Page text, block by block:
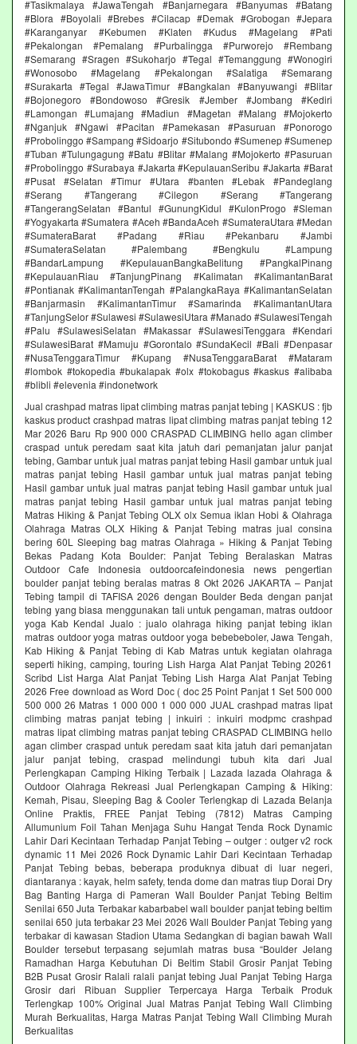
#Tasikmalaya #JawaTengah #Banjarnegara #Banyumas #Batang
#Blora #Boyolali #Brebes #Cilacap #Demak #Grobogan #Jepara
#Karanganyar #Kebumen #Klaten #Kudus #Magelang #Pati
#Pekalongan #Pemalang #Purbalingga #Purworejo #Rembang
#Semarang #Sragen #Sukoharjo #Tegal #Temanggung #Wonogiri
#Wonosobo #Magelang #Pekalongan #Salatiga #Semarang
#Surakarta #Tegal #JawaTimur #Bangkalan #Banyuwangi #Blitar
#Bojonegoro #Bondowoso #Gresik #Jember #Jombang #Kediri
#Lamongan #Lumajang #Madiun #Magetan #Malang #Mojokerto
#Nganjuk #Ngawi #Pacitan #Pamekasan #Pasuruan #Ponorogo
#Probolinggo #Sampang #Sidoarjo #Situbondo #Sumenep #Sumenep
#Tuban #Tulungagung #Batu #Blitar #Malang #Mojokerto #Pasuruan
#Probolinggo #Surabaya #Jakarta #KepulauanSeribu #Jakarta #Barat
#Pusat #Selatan #Timur #Utara #banten #Lebak #Pandeglang
#Serang #Tangerang #Cilegon #Serang #Tangerang
#TangerangSelatan #Bantul #GunungKidul #KulonProgo #Sleman
#Yogyakarta #Sumatera #Aceh #BandaAceh #SumateraUtara #Medan
#SumateraBarat #Padang #Riau #Pekanbaru #Jambi
#SumateraSelatan #Palembang #Bengkulu #Lampung
#BandarLampung #KepulauanBangkaBelitung #PangkalPinang
#KepulauanRiau #TanjungPinang #Kalimatan #KalimantanBarat
#Pontianak #KalimantanTengah #PalangkaRaya #KalimantanSelatan
#Banjarmasin #KalimantanTimur #Samarinda #KalimantanUtara
#TanjungSelor #Sulawesi #SulawesiUtara #Manado #SulawesiTengah
#Palu #SulawesiSelatan #Makassar #SulawesiTenggara #Kendari
#SulawesiBarat #Mamuju #Gorontalo #SundaKecil #Bali #Denpasar
#NusaTenggaraTimur #Kupang #NusaTenggaraBarat #Mataram
#lombok #tokopedia #bukalapak #olx #tokobagus #kaskus #alibaba
#blibli #elevenia #indonetwork
Jual crashpad matras lipat climbing matras panjat tebing | KASKUS : fjb
kaskus product crashpad matras lipat climbing matras panjat tebing 12
Mar 2026 Baru Rp 900 000 CRASPAD CLIMBING hello agan climber
craspad untuk peredam saat kita jatuh dari pemanjatan jalur panjat
tebing, Gambar untuk jual matras panjat tebing Hasil gambar untuk jual
matras panjat tebing Hasil gambar untuk jual matras panjat tebing
Hasil gambar untuk jual matras panjat tebing Hasil gambar untuk jual
matras panjat tebing Hasil gambar untuk jual matras panjat tebing
Matras Hiking & Panjat Tebing OLX olx Semua iklan Hobi & Olahraga
Olahraga Matras OLX Hiking & Panjat Tebing matras jual consina
bering 60L Sleeping bag matras Olahraga » Hiking & Panjat Tebing
Bekas Padang Kota Boulder: Panjat Tebing Beralaskan Matras
Outdoor Cafe Indonesia outdoorcafeindonesia news pengertian
boulder panjat tebing beralas matras 8 Okt 2026 JAKARTA – Panjat
Tebing tampil di TAFISA 2026 dengan Boulder Beda dengan panjat
tebing yang biasa menggunakan tali untuk pengaman, matras outdoor
yoga Kab Kendal Jualo : jualo olahraga hiking panjat tebing iklan
matras outdoor yoga matras outdoor yoga bebebeboler, Jawa Tengah,
Kab Hiking & Panjat Tebing di Kab Matras untuk kegiatan olahraga
seperti hiking, camping, touring Lish Harga Alat Panjat Tebing 20261
Scribd List Harga Alat Panjat Tebing Lish Harga Alat Panjat Tebing
2026 Free download as Word Doc ( doc 25 Point Panjat 1 Set 500 000
500 000 26 Matras 1 000 000 1 000 000 JUAL crashpad matras lipat
climbing matras panjat tebing | inkuiri : inkuiri modpmc crashpad
matras lipat climbing matras panjat tebing CRASPAD CLIMBING hello
agan climber craspad untuk peredam saat kita jatuh dari pemanjatan
jalur panjat tebing, craspad melindungi tubuh kita dari Jual
Perlengkapan Camping Hiking Terbaik | Lazada lazada Olahraga &
Outdoor Olahraga Rekreasi Jual Perlengkapan Camping & Hiking:
Kemah, Pisau, Sleeping Bag & Cooler Terlengkap di Lazada Belanja
Online Praktis, FREE Panjat Tebing (7812) Matras Camping
Allumunium Foil Tahan Menjaga Suhu Hangat Tenda Rock Dynamic
Lahir Dari Kecintaan Terhadap Panjat Tebing – outger : outger v2 rock
dynamic 11 Mei 2026 Rock Dynamic Lahir Dari Kecintaan Terhadap
Panjat Tebing bebas, beberapa produknya dibuat di luar negeri,
diantaranya : kayak, helm safety, tenda dome dan matras tiup Dorai Dry
Bag Banting Harga di Pameran Wall Boulder Panjat Tebing Beltim
Senilai 650 Juta Terbakar kabarbabel wall boulder panjat tebing beltim
senilai 650 juta terbakar 23 Mei 2026 Wall Boulder Panjat Tebing yang
terbakar di kawasan Stadion Utama Sedangkan di bagian bawah Wall
Boulder tersebut terpasang sejumlah matras busa “Boulder Jelang
Ramadhan Harga Kebutuhan Di Beltim Stabil Grosir Panjat Tebing
B2B Pusat Grosir Ralali‎ ralali panjat tebing‎ Jual Panjat Tebing Harga
Grosir dari Ribuan Supplier Terpercaya Harga Terbaik Produk
Terlengkap 100% Original Jual Matras Panjat Tebing Wall Climbing
Murah Berkualitas, Harga Matras Panjat Tebing Wall Climbing Murah
Berkualitas